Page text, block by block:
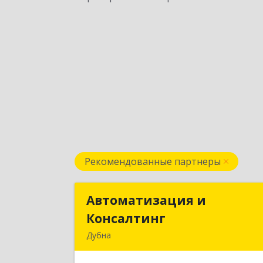
Рекомендованные партнеры
Автоматизация и
Консалтинг
Дубна
Автоматизация и